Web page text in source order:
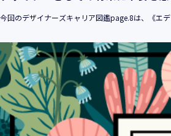
今回のデザイナーズキャリア図鑑page.8は、《エ